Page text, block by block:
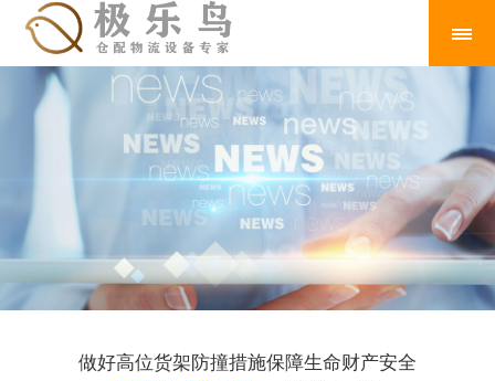
做好高位货架防撞措施保障生命财产安全